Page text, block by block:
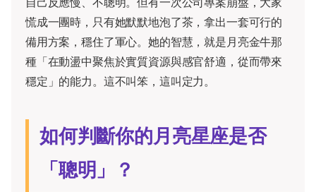
慌成一團時，只有她默默地泡了茶，拿出一套可行的
備用方案，穩住了軍心。她的智慧，就是月亮金牛那
種「在動盪中聚焦於實質資源與感官舒適，從而帶來
穩定」的能力。這不叫笨，這叫定力。
如何判斷你的月亮星座是否
「聰明」？